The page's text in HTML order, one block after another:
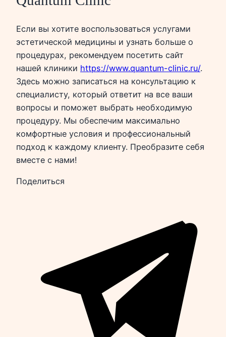
Если вы хотите воспользоваться услугами
эстетической медицины и узнать больше о
процедурах, рекомендуем посетить сайт
нашей клиники https://www.quantum-clinic.ru/.
Здесь можно записаться на консультацию к
специалисту, который ответит на все ваши
вопросы и поможет выбрать необходимую
процедуру. Мы обеспечим максимально
комфортные условия и профессиональный
подход к каждому клиенту. Преобразите себя
вместе с нами!
Поделиться